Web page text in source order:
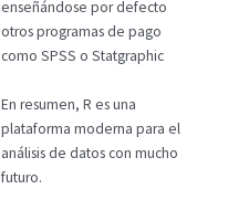
enseñándose por defecto
otros programas de pago
como SPSS o Statgraphic
En resumen, R es una
plataforma moderna para el
análisis de datos con mucho
futuro.